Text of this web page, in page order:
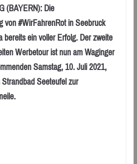
(BAYERN): Die
von #WirFahrenRot in Seebruck
bereits ein voller Erfolg. Der zweite
Werbetour ist nun am Waginger
Samstag, 10. Juli 2021,
Seeteufel zur